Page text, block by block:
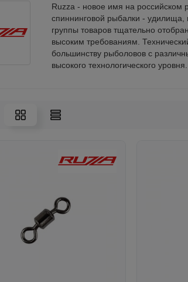
Ruzza - новое имя на
спиннинговой рыбалки - удилища,
группы товаров тщательно
высоким требованиям.
большинству рыболовов с
высокого технологического уровня.